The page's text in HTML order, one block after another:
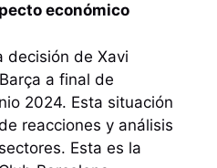
económico
decisión de Xavi
a final de
2024. Esta situación
reacciones y análisis
Esta es la